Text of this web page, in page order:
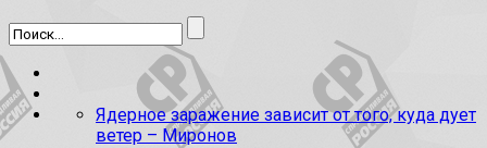
Ядерное заражение зависит от того, куда дует
ветер – Миронов